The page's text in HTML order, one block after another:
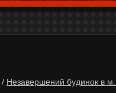
/ Незавершений будинок в